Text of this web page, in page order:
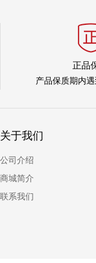
正品
产品保质期内
关于我们
公司介绍
商城简介
联系我们